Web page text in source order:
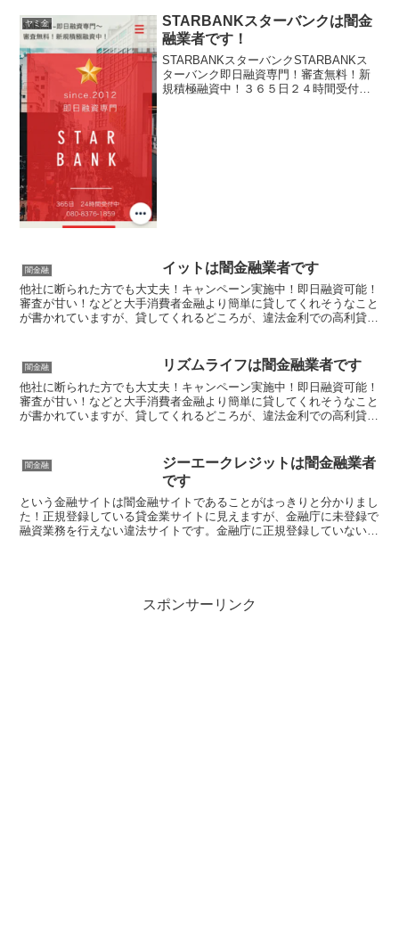
ヤミ金
STARBANKスターバンクは闇金
融業者です！
STARBANKスターバンクSTARBANKス
ターバンク即日融資専門！審査無料！新
規積極融資中！３６５日２４時間受付中
闇金融 イットは闇金融業者です
他社に断られた方でも大丈夫！キャンペーン実施中！即日融資可能！
審査が甘い！などと大手消費者金融より簡単に貸してくれそうなこと
が書かれていますが、貸してくれるどころが、違法金利での高利貸し
闇金融 リズムライフは闇金融業者です
他社に断られた方でも大丈夫！キャンペーン実施中！即日融資可能！
審査が甘い！などと大手消費者金融より簡単に貸してくれそうなこと
が書かれていますが、貸してくれるどころが、違法金利での高利貸し
闇金融
ジーエークレジットは闇金融業者
です
という金融サイトは闇金融サイトであることがはっきりと分かりまし
た！正規登録している貸金業サイトに見えますが、金融庁に未登録で
融資業務を行えない違法サイトです。金融庁に正規登録していない未
スポンサーリンク